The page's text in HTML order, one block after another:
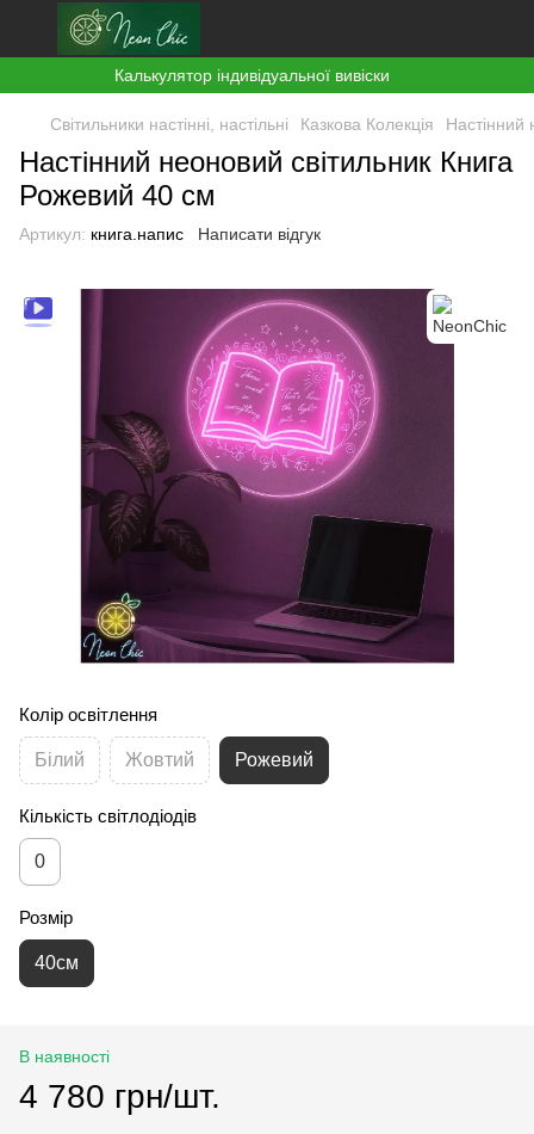
Калькулятор індивідуальної вивіски
Світильники настінні, настільні Казкова Колекція Настінний
Настінний неоновий світильник Книга
Рожевий 40 см
Артикул: книга.напис Написати відгук
Колір освітлення
Білий Жовтий Рожевий
Кількість світлодіодів
0
Розмір
40см
В наявності
4 780 грн/шт.